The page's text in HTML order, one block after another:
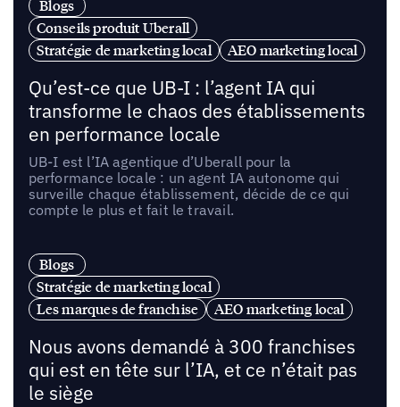
Blogs
Conseils produit Uberall
Stratégie de marketing local
AEO marketing local
Qu’est-ce que UB-I : l’agent IA qui
transforme le chaos des établissements
en performance locale
UB-I est l’IA agentique d’Uberall pour la
performance locale : un agent IA autonome qui
surveille chaque établissement, décide de ce qui
compte le plus et fait le travail.
Blogs
Stratégie de marketing local
Les marques de franchise
AEO marketing local
Nous avons demandé à 300 franchises
qui est en tête sur l’IA, et ce n’était pas
le siège